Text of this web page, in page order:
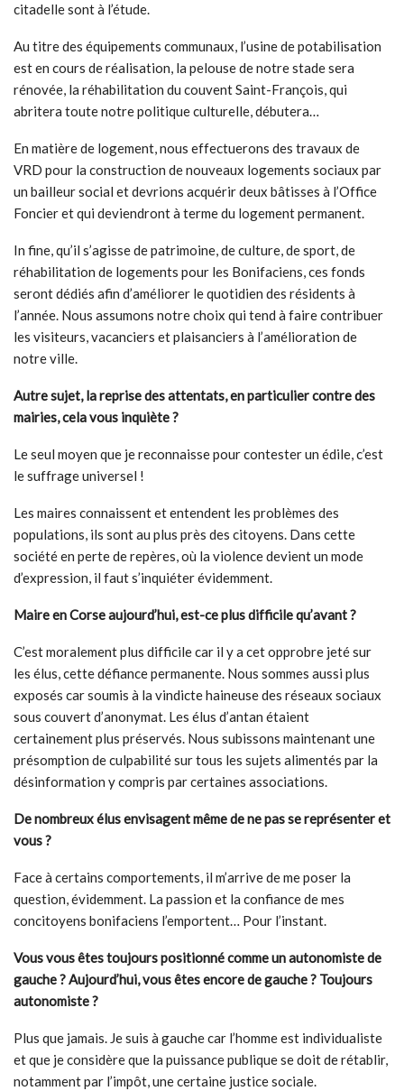
citadelle sont à l’étude.
Au titre des équipements communaux, l’usine de potabilisation
est en cours de réalisation, la pelouse de notre stade sera
rénovée, la réhabilitation du couvent Saint-François, qui
abritera toute notre politique culturelle, débutera…
En matière de logement, nous effectuerons des travaux de
VRD pour la construction de nouveaux logements sociaux par
un bailleur social et devrions acquérir deux bâtisses à l’Office
Foncier et qui deviendront à terme du logement permanent.
In fine, qu’il s’agisse de patrimoine, de culture, de sport, de
réhabilitation de logements pour les Bonifaciens, ces fonds
seront dédiés afin d’améliorer le quotidien des résidents à
l’année. Nous assumons notre choix qui tend à faire contribuer
les visiteurs, vacanciers et plaisanciers à l’amélioration de
notre ville.
Autre sujet, la reprise des attentats, en particulier contre des
mairies, cela vous inquiète?
Le seul moyen que je reconnaisse pour contester un édile, c’est
le suffrage universel !
Les maires connaissent et entendent les problèmes des
populations, ils sont au plus près des citoyens. Dans cette
société en perte de repères, où la violence devient un mode
d’expression, il faut s’inquiéter évidemment.
Maire en Corse aujourd’hui, est-ce plus difficile qu’avant?
C’est moralement plus difficile car il y a cet opprobre jeté sur
les élus, cette défiance permanente. Nous sommes aussi plus
exposés car soumis à la vindicte haineuse des réseaux sociaux
sous couvert d’anonymat. Les élus d’antan étaient
certainement plus préservés. Nous subissons maintenant une
présomption de culpabilité sur tous les sujets alimentés par la
désinformation y compris par certaines associations.
De nombreux élus envisagent même de ne pas se représenter et
vous?
Face à certains comportements, il m’arrive de me poser la
question, évidemment. La passion et la confiance de mes
concitoyens bonifaciens l’emportent… Pour l’instant.
Vous vous êtes toujours positionné comme un autonomiste de
gauche ? Aujourd’hui, vous êtes encore de gauche ? Toujours
autonomiste?
Plus que jamais. Je suis à gauche car l’homme est individualiste
et que je considère que la puissance publique se doit de rétablir,
notamment par l’impôt, une certaine justice sociale.